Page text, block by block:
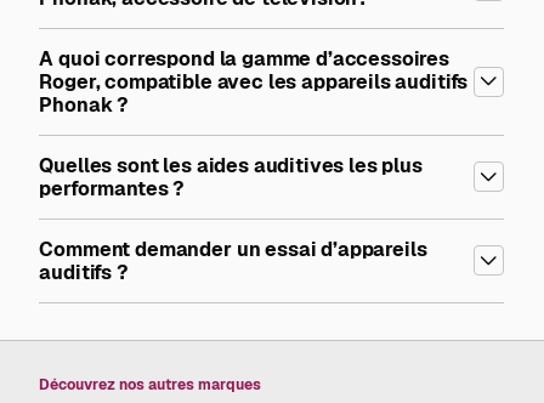
A quoi correspond la gamme d’accessoires
Roger, compatible avec les appareils auditifs
Phonak ?
Quelles sont les aides auditives les plus
performantes ?
Comment demander un essai d’appareils
auditifs ?
Découvrez nos autres marques